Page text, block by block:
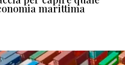
marittima